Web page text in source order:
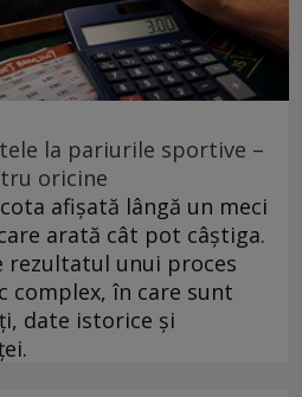
la pariurile sportive –
oricine
afișată lângă un meci
arată cât pot câștiga.
rezultatul unui proces
complex, în care sunt
date istorice și